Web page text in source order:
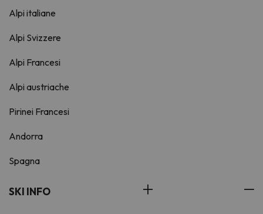
Alpi italiane
Alpi Svizzere
Alpi Francesi
Alpi austriache
Pirinei Francesi
Andorra
Spagna
SKI INFO